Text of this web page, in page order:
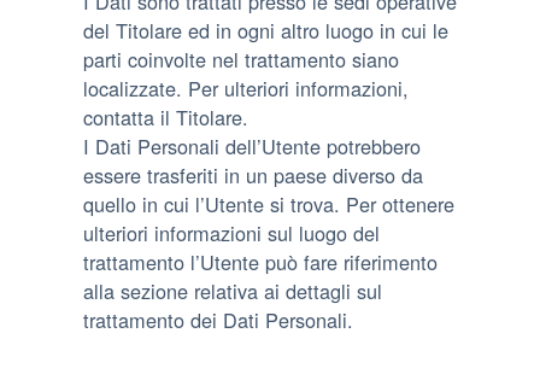
del Titolare ed in ogni altro luogo in cui le
parti coinvolte nel trattamento siano
localizzate. Per ulteriori informazioni,
contatta il Titolare.
I Dati Personali dell’Utente potrebbero
essere trasferiti in un paese diverso da
quello in cui l’Utente si trova. Per ottenere
ulteriori informazioni sul luogo del
trattamento l’Utente può fare riferimento
alla sezione relativa ai dettagli sul
trattamento dei Dati Personali.